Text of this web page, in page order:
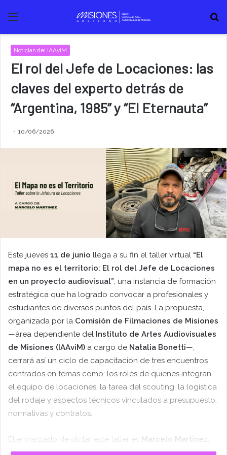
Noticias del IAAviM
El rol del Jefe de Locaciones: las
claves del experto detrás de
“Argentina, 1985” y “El Eternauta”
10/06/2026
Este jueves 11 de junio llega a su fin el taller virtual “El
mapa no es el territorio: El rol del Jefe de Locaciones
en un proyecto audiovisual”, una instancia de formación
estratégica que ha logrado convocar a profesionales y
estudiantes de diversos puntos del país. La propuesta,
organizada por la Comisión de Filmaciones de Misiones
—área dependiente del Instituto de Artes Audiovisuales
de Misiones (IAAviM) a cargo de Natalia Bonetti—,
cerrará así un ciclo de capacitación de tres encuentros
centrados en temas como: los roles de quienes integran
el equipo de locaciones, la tarea del scouting, la logística
del rodaje y aspectos técnicos vinculados a presupuesto,
normativas y contratos.
El encargado de dictar este taller es Marcelo Martinez
destacado jefe de locaciones con una trayectoria de más